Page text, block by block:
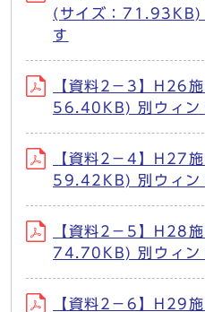
(サイズ：71.93KB)
す
【資料2－3】H26
56.40KB) 別ウィン
【資料2－4】H27
59.42KB) 別ウィン
【資料2－5】H28
74.70KB) 別ウィン
【資料2－6】H29